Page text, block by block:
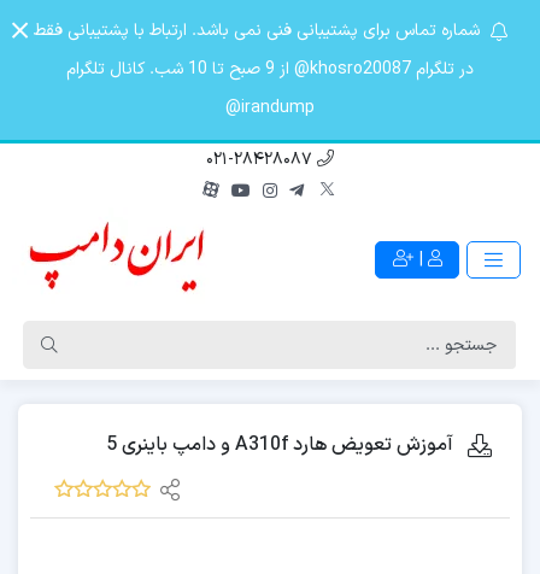
شماره تماس برای پشتیبانی فنی نمی باشد. ارتباط با پشتیبانی فقط
در تلگرام khosro20087@ از 9 صبح تا 10 شب. کانال تلگرام
irandump@
021-28428087
|
آموزش تعویض هارد A310f و دامپ باینری 5